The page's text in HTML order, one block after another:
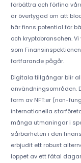
förbättra och förfina
är övertygad om att
här finns potential för
och kryptobranschen.
som
fortfarande pågår.
Digitala tillgångar blir
användningsområden.
form av NFT:er (non-
internationella
många utmaningar i
sårbarheten i den
erbjudit ett robust
loppet av ett fåtal